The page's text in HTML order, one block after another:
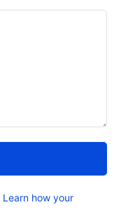
Learn how your